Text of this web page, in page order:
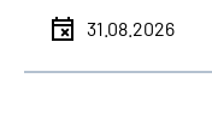
31.08.2026